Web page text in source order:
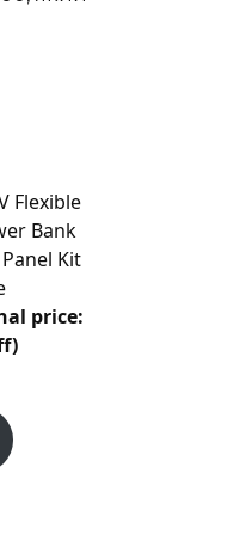
Flexible
Bank
Kit
price: